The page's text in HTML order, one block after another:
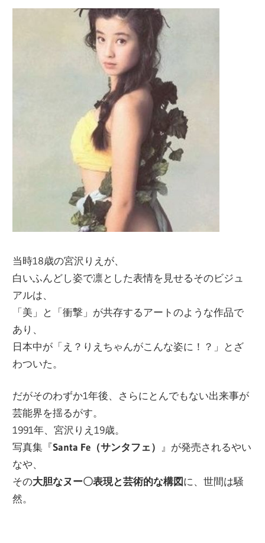
当時18歳の宮沢りえが、
白いふんどし姿で凛とした表情を見せるそのビジュ
アルは、
「美」と「衝撃」が共存するアートのような作品で
あり、
日本中が「え？りえちゃんがこんな姿に！？」とざ
わついた。
だがそのわずか1年後、さらにとんでもない出来事が
芸能界を揺るがす。
1991年、宮沢りえ19歳。
写真集『Santa Fe（サンタフェ） 』が発売されるやい
なや、
その大胆なヌー〇表現と芸術的な構図に、世間は騒
然。